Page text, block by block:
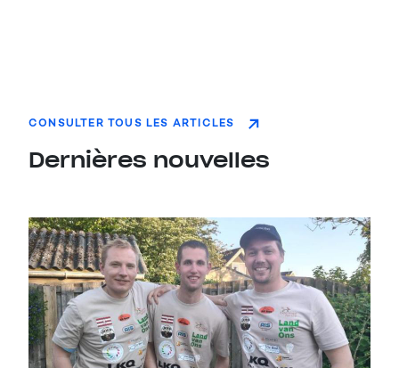
Dernières nouvelles
CONSULTER TOUS LES ARTICLES